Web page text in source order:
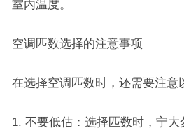
室内温度。
空调匹数选择的注意事项
在选择空调匹数时，还需要注意
1. 不要低估：选择匹数时，宁